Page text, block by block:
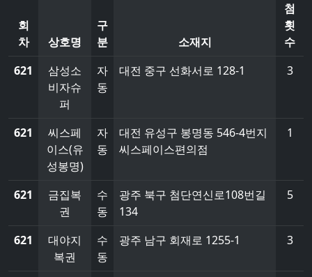
회
차
상호명
구
분
소재지
첨
횟
수
621
삼성소
비자슈
퍼
자
동
대전 중구 선화서로 128-1 3
621
씨스페
이스(유
성봉명)
자
동
대전 유성구 봉명동 546-4번지
씨스페이스편의점
1
621
금집복
권
수
동
광주 북구 첨단연신로108번길
134
5
621
대야지
복권
수
동
광주 남구 회재로 1255-1 3